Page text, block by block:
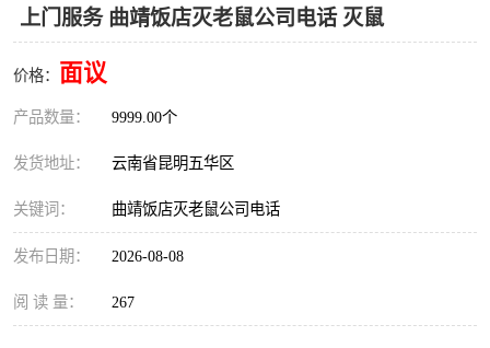
上门服务 曲靖饭店灭老鼠公司电话 灭鼠
价格： 面议
产品数量： 9999.00个
发货地址： 云南省昆明五华区
关键词： 曲靖饭店灭老鼠公司电话
发布日期： 2026-08-08
阅 读 量： 267